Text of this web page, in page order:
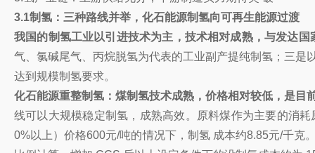
3.1制氢：三种路线并举，化石能源制氢向可再生能源过渡
我国的制氢工业以引进技术为主，技术相对成熟，与发达国
气、氯碱尾气、丙烷脱氢为代表的工业副产提纯制氢；三
达到规模制氢要求。
化石能源重整制氢：煤制氢技术成熟，价格相对较低，是目
线可以大规模稳定制氢，成熟高效。原料煤作为主要的消
0%以上）价格600元/吨的情况下，制氢 成本约8.85元/千